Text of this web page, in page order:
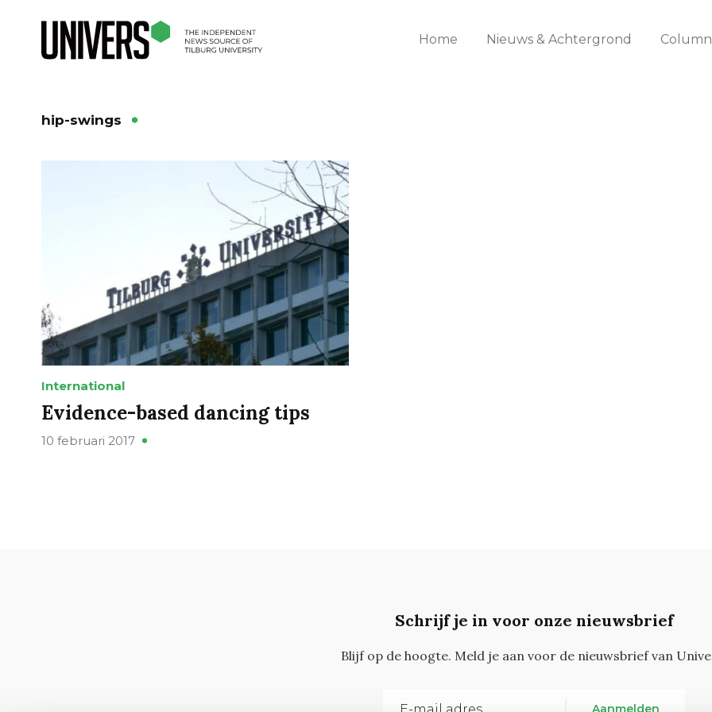
Home Nieuws & Achtergrond
hip-swings
International
Evidence-based dancing tips
10 februari 2017
Schrijf je in voor onze nieuwsbrief
Blijf op de hoogte. Meld je aan voor de nieuwsbrief van
Aanmelden